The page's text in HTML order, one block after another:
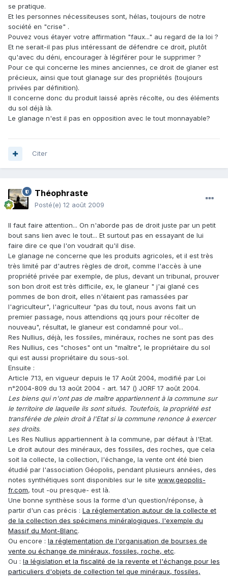
se pratique.
Et les personnes nécessiteuses sont, hélas, toujours de notre
société en "crise" .
Pouvez vous étayer votre affirmation "faux..." au regard de la loi ?
Et ne serait-il pas plus intéressant de défendre ce droit, plutôt
qu'avec du déni, encourager à légiférer pour le supprimer ?
Pour ce qui concerne les mines anciennes, ce droit de glaner est
précieux, ainsi que tout glanage sur des propriétés (toujours
privées par définition).
Il concerne donc du produit laissé après récolte, ou des éléments
du sol déjà là.
Le glanage n'est il pas en opposition avec le tout monnayable?
Citer
Théophraste
Posté(e) 12 août 2009
Il faut faire attention... On n'aborde pas de droit juste par un petit
bout sans lien avec le tout... Et surtout pas en essayant de lui
faire dire ce que l'on voudrait qu'il dise.
Le glanage ne concerne que les produits agricoles, et il est très
très limité par d'autres règles de droit, comme l'accès à une
propriété privée par exemple, de plus, devant un tribunal, prouver
son bon droit est très difficile, ex, le glaneur " j'ai glané ces
pommes de bon droit, elles n'étaient pas ramassées par
l'agriculteur", l'agriculteur "pas du tout, nous avons fait un
premier passage, nous attendions qq jours pour récolter de
nouveau", résultat, le glaneur est condamné pour vol...
Res Nullius, déjà, les fossiles, minéraux, roches ne sont pas des
Res Nullius, ces "choses" ont un "maître", le propriétaire du sol
qui est aussi propriétaire du sous-sol.
Ensuite :
Article 713, en vigueur depuis le 17 Août 2004, modifié par Loi
n°2004-809 du 13 août 2004 - art. 147 () JORF 17 août 2004.
Les biens qui n'ont pas de maître appartiennent à la commune sur
le territoire de laquelle ils sont situés. Toutefois, la propriété est
transférée de plein droit à l'Etat si la commune renonce à exercer
ses droits.
Les Res Nullius appartiennent à la commune, par défaut à l'Etat.
Le droit autour des minéraux, des fossiles, des roches, que cela
soit la collecte, la collection, l'échange, la vente ont été bien
étudié par l'association Géopolis, pendant plusieurs années, des
notes synthétiques sont disponibles sur le site www.geopolis-
fr.com, tout -ou presque- est là.
Une bonne synthèse sous la forme d'un question/réponse, à
partir d'un cas précis : La réglementation autour de la collecte et
de la collection des spécimens minéralogiques, l'exemple du
Massif du Mont-Blanc.
Ou encore : la réglementation de l'organisation de bourses de
vente ou échange de minéraux, fossiles, roche, etc.
Ou : la législation et la fiscalité de la revente et l'échange pour les
particuliers d'objets de collection tel que minéraux, fossiles,